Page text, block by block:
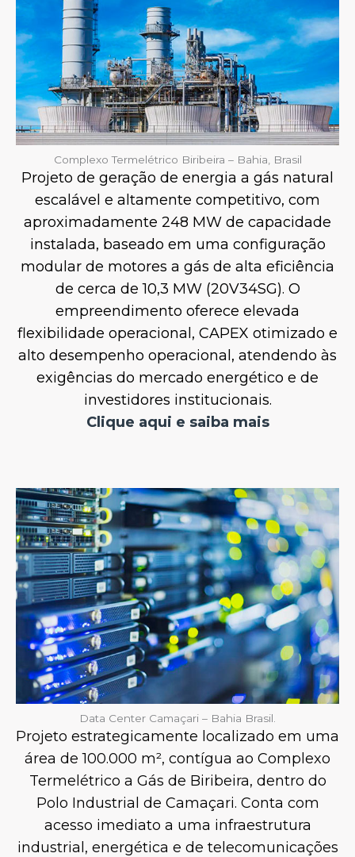
Complexo Termelétrico Biribeira – Bahia, Brasil
Projeto de geração de energia a gás natural
escalável e altamente competitivo, com
aproximadamente 248 MW de capacidade
instalada, baseado em uma configuração
modular de motores a gás de alta eficiência
de cerca de 10,3 MW (20V34SG). O
empreendimento oferece elevada
flexibilidade operacional, CAPEX otimizado e
alto desempenho operacional, atendendo às
exigências do mercado energético e de
investidores institucionais.
Clique aqui e saiba mais
Data Center Camaçari – Bahia Brasil.
Projeto estrategicamente localizado em uma
área de 100.000 m², contígua ao Complexo
Termelétrico a Gás de Biribeira, dentro do
Polo Industrial de Camaçari. Conta com
acesso imediato a uma infraestrutura
industrial, energética e de telecomunicações